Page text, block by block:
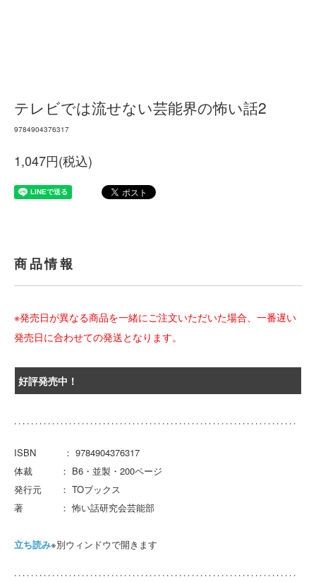
テレビでは流せない芸能界の怖い話2
9784904376317
1,047円(税込)
商品情報
※発売日が異なる商品を一緒にご注文いただいた場合、一番遅い
発売日に合わせての発送となります。
好評発売中！
ISBN ： 9784904376317
体裁 ： B6・並製・200ページ
発行元 ： TOブックス
著 ： 怖い話研究会芸能部
立ち読み※別ウィンドウで開きます